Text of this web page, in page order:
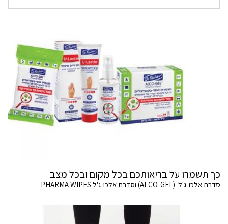
כך תשמרו על בריאותכם בכל מקום ובכל מצב
סדרת אלכו-ג'ל (ALCO-GEL) וסדרת אלכו-ג'ל PHARMA WIPES